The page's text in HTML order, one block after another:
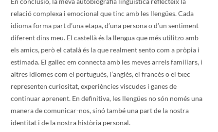
relació complexa i emocional que tinc amb les llengües. Cada
idioma forma part d’una etapa, d’una persona o d’un sentiment
diferent dins meu. El castellà és la llengua que més utilitzo amb
els amics, però el català és la que realment sento com a pròpia i
estimada. El gallec em connecta amb les meves arrels familiars, i
altres idiomes com el portuguès, l’anglès, el francès o el txec
representen curiositat, experiències viscudes i ganes de
continuar aprenent. En definitiva, les llengües no són només una
manera de comunicar-nos, sinó també una part de la nostra
identitat i de la nostra història personal.